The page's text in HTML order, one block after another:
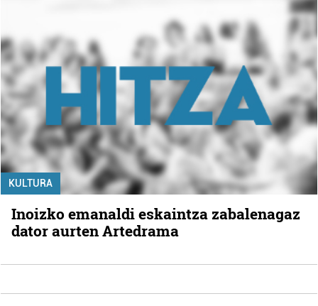
KULTURA
Inoizko emanaldi eskaintza zabalenagaz
dator aurten Artedrama